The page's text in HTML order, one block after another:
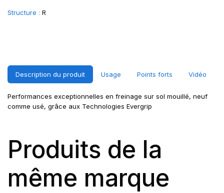
Structure : R
Description du produit Usage Points forts Vidéo
Performances exceptionnelles en freinage sur sol mouillé, neuf
comme usé, grâce aux Technologies Evergrip
Produits de la
même marque